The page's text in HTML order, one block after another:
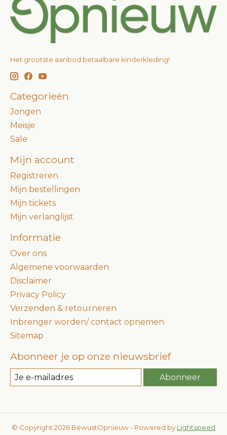
Het grootste aanbod betaalbare kinderkleding!
Categorieën
Jongen
Meisje
Sale
Mijn account
Registreren
Mijn bestellingen
Mijn tickets
Mijn verlanglijst
Informatie
Over ons
Algemene voorwaarden
Disclaimer
Privacy Policy
Verzenden & retourneren
Inbrenger worden/ contact opnemen
Sitemap
Abonneer je op onze nieuwsbrief
Abonneer
© Copyright 2026 BewustOpnieuw - Powered by Lightspeed